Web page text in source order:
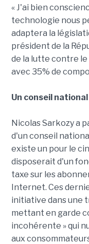
« J'ai bien
technologie nous
adaptera la
président de la
de la lutte contre le
avec 35% de
Un conseil
Nicolas Sarkozy a
d'un conseil
existe un pour le
disposerait d'un
taxe sur les
Internet. Ces
initiative dans une
mettant en garde
incohérente » qui
aux